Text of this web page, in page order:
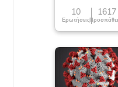
10
Ερωτήσεις
1617